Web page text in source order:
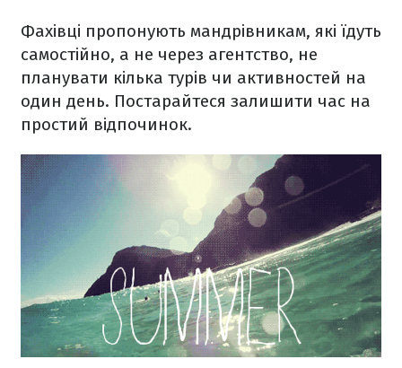
Фахівці пропонують мандрівникам, які їдуть
самостійно, а не через агентство, не
планувати кілька турів чи активностей на
один день. Постарайтеся залишити час на
простий відпочинок.